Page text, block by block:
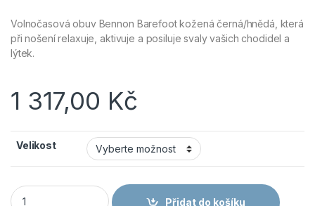
Volnočasová obuv Bennon Barefoot kožená černá/hnědá, která
při nošení relaxuje, aktivuje a posiluje svaly vašich chodidel a
lýtek.
1 317,00 Kč
Velikost
Obuv Bennon Barefoot kožená černá/hnědá množství
Přidat do košíku